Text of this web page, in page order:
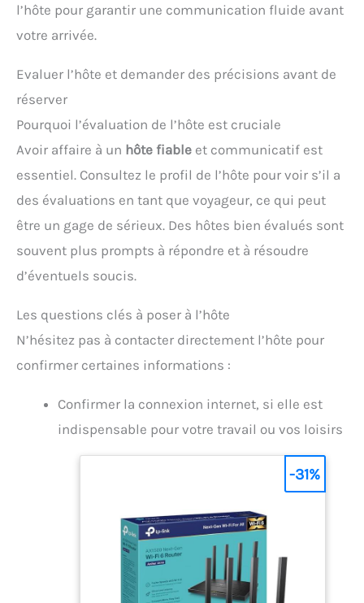
l’hôte pour garantir une communication fluide avant
votre arrivée.
Evaluer l’hôte et demander des précisions avant de
réserver
Pourquoi l’évaluation de l’hôte est cruciale
Avoir affaire à un hôte fiable et communicatif est
essentiel. Consultez le profil de l’hôte pour voir s’il a
des évaluations en tant que voyageur, ce qui peut
être un gage de sérieux. Des hôtes bien évalués sont
souvent plus prompts à répondre et à résoudre
d’éventuels soucis.
Les questions clés à poser à l’hôte
N’hésitez pas à contacter directement l’hôte pour
confirmer certaines informations :
Confirmer la connexion internet, si elle est
indispensable pour votre travail ou vos loisirs
-31%